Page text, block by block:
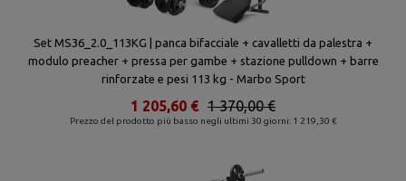
Set MS36_2.0_113KG | panca bifacciale + cavalletti da palestra +
modulo preacher + pressa per gambe + stazione pulldown + barre
rinforzate e pesi 113 kg - Marbo Sport
Prezzo del prodotto più basso negli ultimi 30 giorni: 1 219,30 €
1 370,00 €
1 205,60 €